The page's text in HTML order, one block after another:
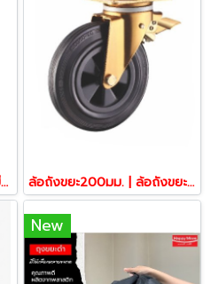
รถเข็นถังโครงสแตนเลส รถเข็นขยะ รถเข็นสแตนเลสพร้อมถังน้ำ รถเข็นน้ำ Backet Trolley Happy Move ล้อถังขยะ200มม. | ล้อถังขยะกทม.8นิ้ว Heavy Duty มีเบรก ราคาส่ง | PAREO
New